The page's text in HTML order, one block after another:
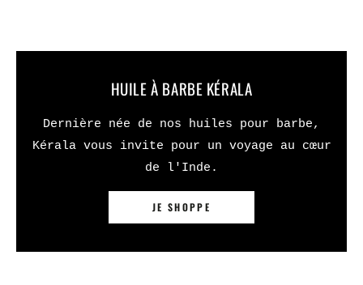
HUILE À BARBE KÉRALA
Dernière née de nos huiles pour barbe,
Kérala vous invite pour un voyage au cœur
de l'Inde.
JE SHOPPE